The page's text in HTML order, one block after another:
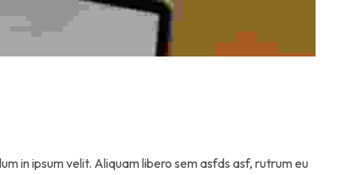
in ipsum velit. Aliquam libero sem asfds asf, rutrum eu